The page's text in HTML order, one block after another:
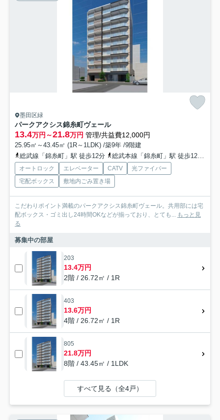
墨田区緑
パークアクシス錦糸町ヴェール
13.4万円～21.8万円 管理/共益費12,000円
25.95㎡～43.45㎡ (1R～1LDK) /築9年 /9階建
総武線「錦糸町」駅 徒歩12分
総武本線「錦糸町」駅 徒歩12分
オートロック エレベーター CATV
光ファイバー
宅配ボックス
敷地内ごみ置き場
こだわりポイント満載のパークアクシス錦糸町ヴェール。共用部には宅
配ボックス・ゴミ出し24時間OKなどが揃っており、とても... もっと見
る
募集中の部屋
203
13.4万円
2階 / 26.72㎡ / 1R
403
13.6万円
4階 / 26.72㎡ / 1R
805
21.8万円
8階 / 43.45㎡ / 1LDK
すべて見る（全4戸）